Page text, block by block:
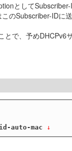
としてSubscriber-
Subscriber-IDに
で、予め
auto-mac ↓